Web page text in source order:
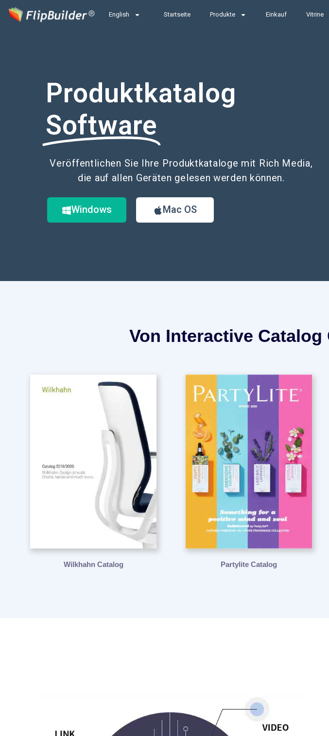
English Startseite Produkte Einkauf Vitrine
Produktkatalog
Software
Veröffentlichen Sie Ihre Produktkataloge mit Rich Media,
die auf allen Geräten gelesen werden können.
Windows Mac OS
Von Interactive
Wilkhahn Catalog Partylite Catalog